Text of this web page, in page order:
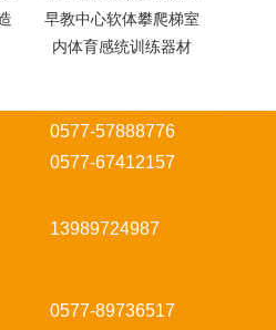
早教中心软体攀爬梯室
内体育感统训练器材
0577-57888776
0577-67412157
13989724987
0577-89736517